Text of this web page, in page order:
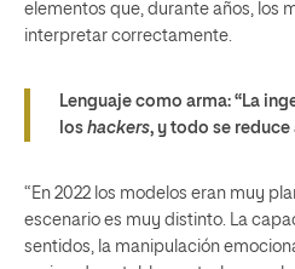
elementos que, durante años, los
interpretar correctamente.
Lenguaje como arma: “La
los hackers, y todo se reduce
“En 2022 los modelos eran muy
escenario es muy distinto. La
sentidos, la manipulación